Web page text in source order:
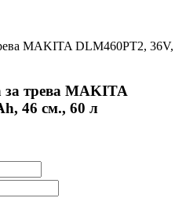
за трева MAKITA
46 см., 60 л